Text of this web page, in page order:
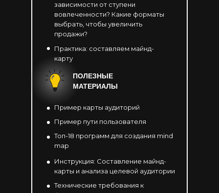
ПОЛЕЗНЫЕ
МАТЕРИАЛЫ
зависимости от ступени
вовлеченности? Какие форматы
выбрать, чтобы увеличить
продажи?
Пример пути пользователя
Пример карты аудиторий
Практика: составляем майнд-
карту
Топ-18 программ для создания mind
map
Технические требования к
Инструкция: Составление майнд-
карты и анализа целевой аудитории